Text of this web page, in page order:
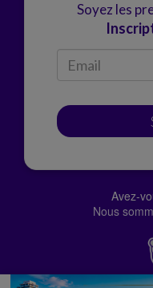
Soyez les
Avez-
Nous